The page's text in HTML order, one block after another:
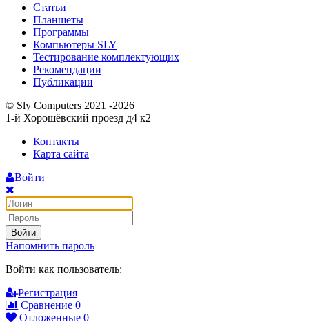
Статьи
Планшеты
Программы
Компьютеры SLY
Тестирование комплектующих
Рекомендации
Публикации
© Sly Computers 2021 -2026
1-й Хорошёвский проезд д4 к2
Контакты
Карта сайта
Войти
Войти
Напомнить пароль
Войти как пользователь:
Регистрация
Сравнение 0
Отложенные 0